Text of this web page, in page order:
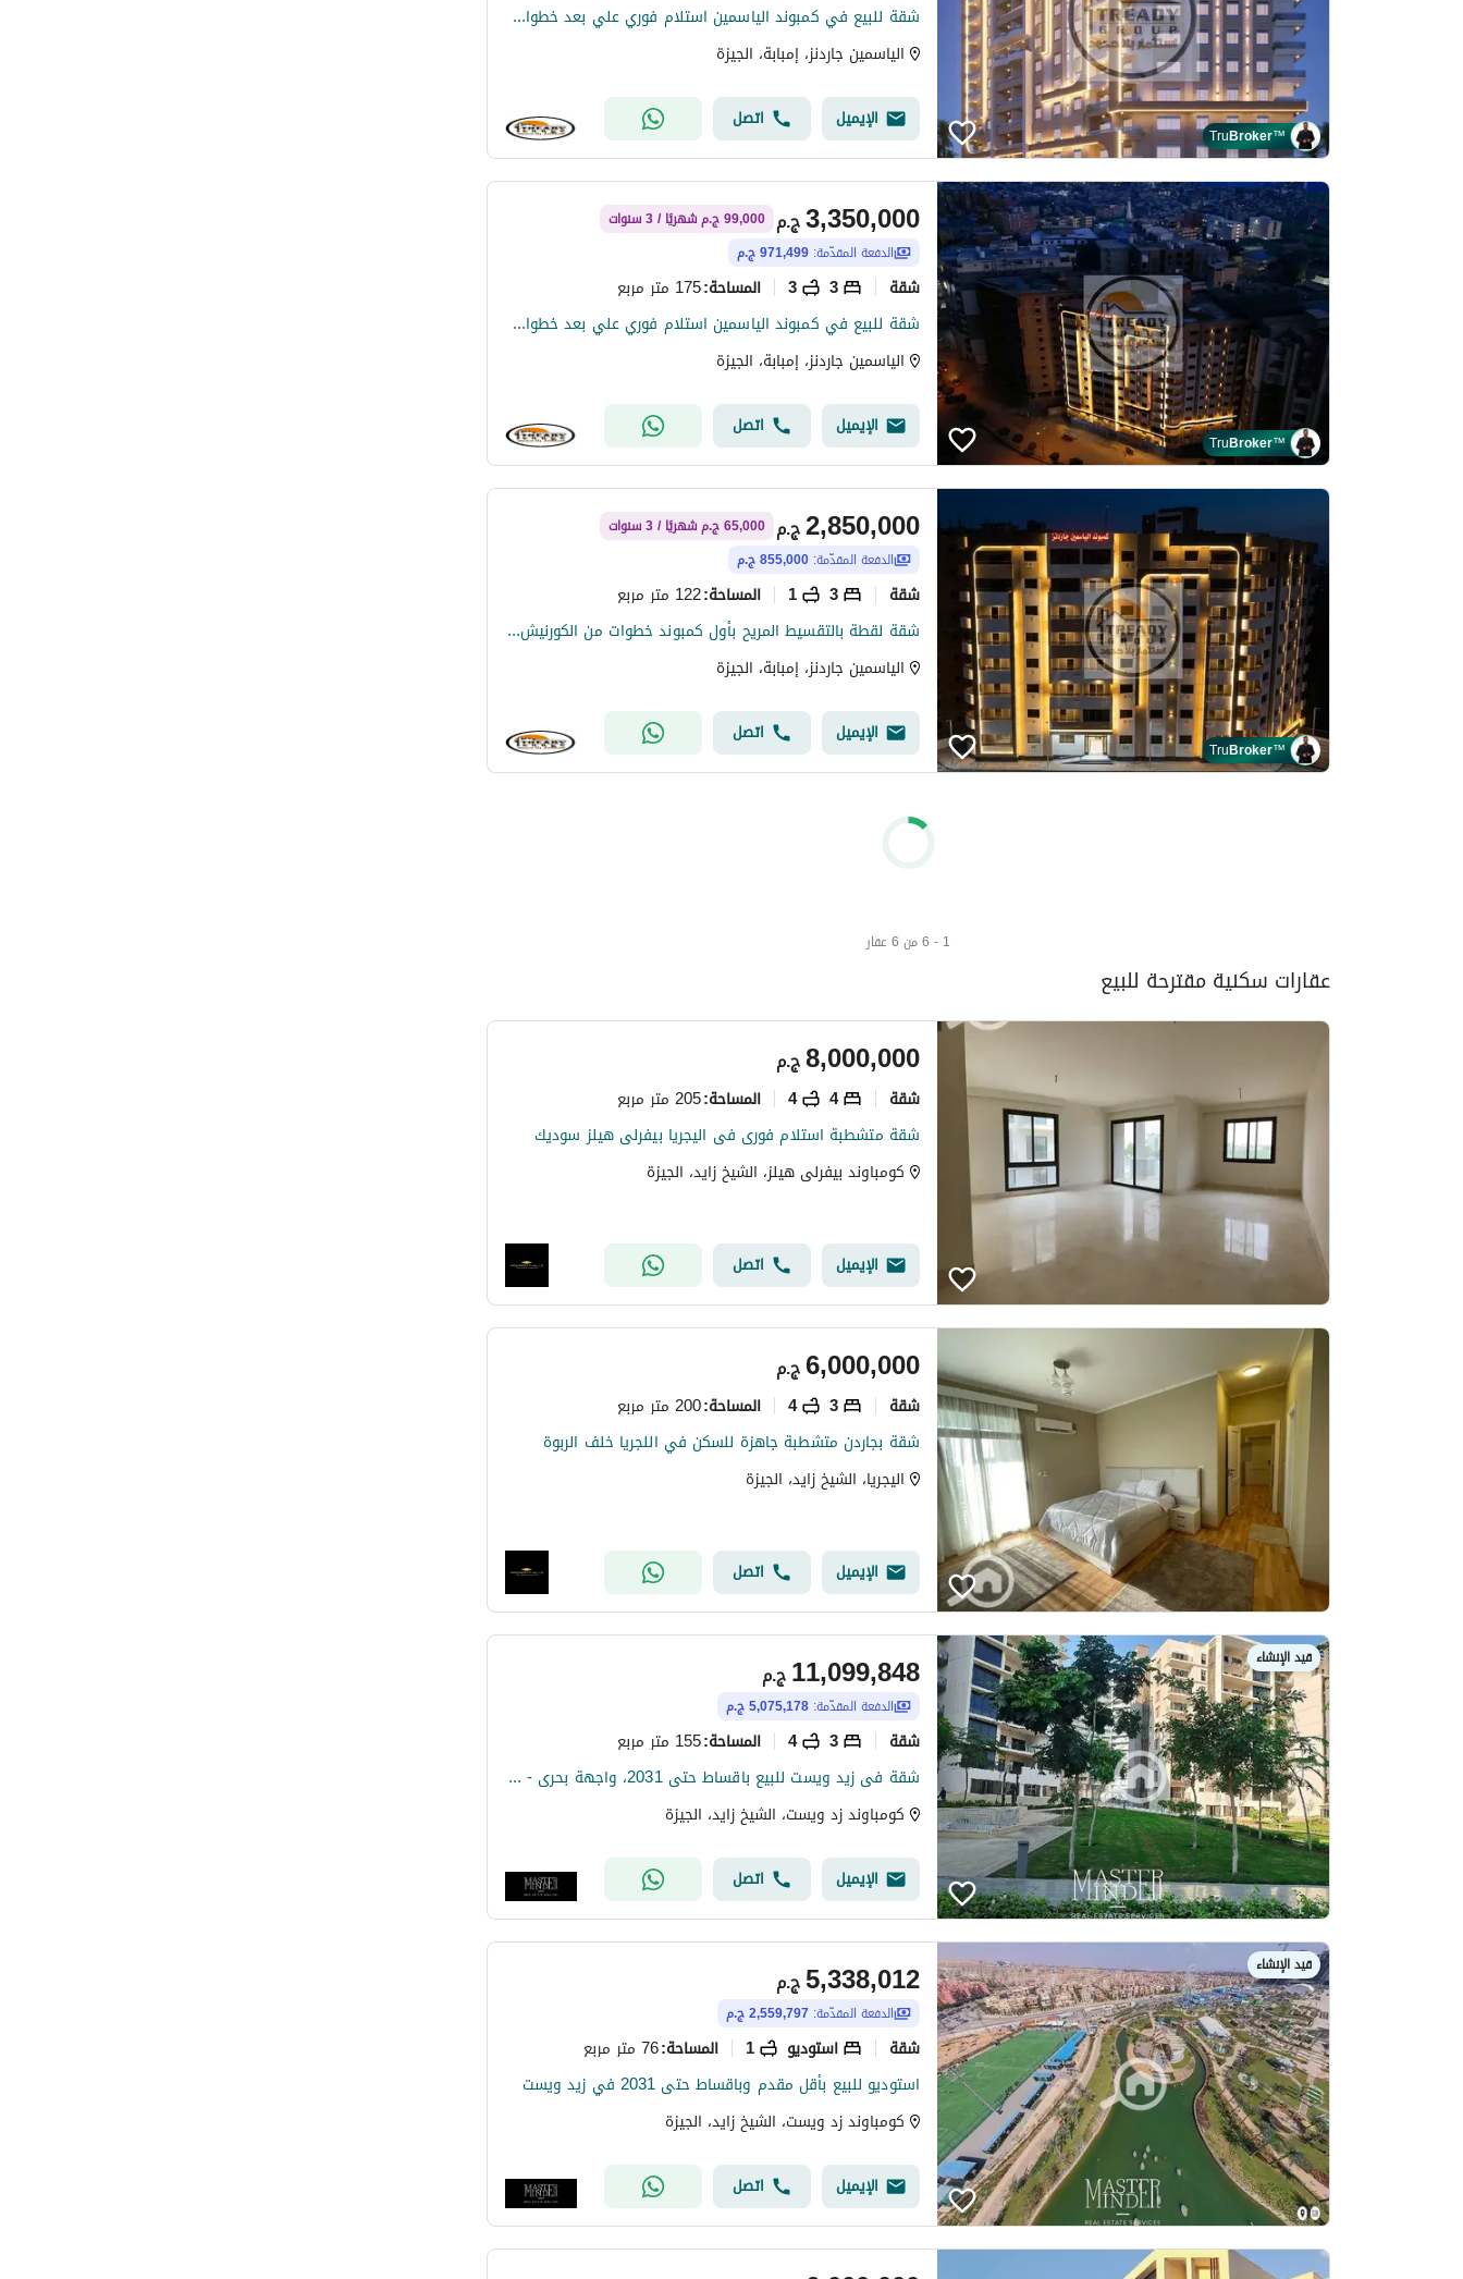
TruBroker™
شقة للبيع في كمبوند الياسمين استلام فوري علي بعد خطوات من وسط البلد وبجوار المهندسين والكورنيش بانظمة سداد مختلفة ومتنوعة
الياسمين جاردنز، إمبابة، الجيزة
الإيميل اتصل
TruBroker™
ج.م3,350,000
99,000 ج.م شهريًا / 3 سنوات
الدفعة المقدّمة: 971,499 ج.م
شقة 3
3 المساحة:175 متر مربع
شقة للبيع في كمبوند الياسمين استلام فوري علي بعد خطوات من وسط البلد وبجوار المهندسين والكورنيش بانظمة سداد مختلفة ومتنوعة
الياسمين جاردنز، إمبابة، الجيزة
الإيميل اتصل
TruBroker™
ج.م2,850,000
65,000 ج.م شهريًا / 3 سنوات
الدفعة المقدّمة: 855,000 ج.م
شقة 3
1 المساحة:122 متر مربع
شقة لقطة بالتقسيط المريح بأول كمبوند خطوات من الكورنيش والمهندسين ووسط البلد والدقي
الياسمين جاردنز، إمبابة، الجيزة
الإيميل اتصل
1 - 6 من 6 عقار
عقارات سكنية مقترحة للبيع
ج.م8,000,000
شقة 4
4 المساحة:205 متر مربع
شقة متشطبة استلام فورى فى اليجريا بيفرلى هيلز سوديك
كومباوند بيفرلى هيلز، الشيخ زايد، الجيزة
الإيميل اتصل
ج.م6,000,000
شقة 3
4 المساحة:200 متر مربع
شقة بجاردن متشطبة جاهزة للسكن في اللجريا خلف الربوة
اليجريا، الشيخ زايد، الجيزة
الإيميل اتصل
قيد الإنشاء
ج.م11,099,848
الدفعة المقدّمة: 5,075,178 ج.م
شقة 3
4 المساحة:155 متر مربع
شقة فى زيد ويست للبيع باقساط حتى 2031، واجهة بحرى - متشطبة بالكامل
كومباوند زد ويست، الشيخ زايد، الجيزة
الإيميل اتصل
قيد الإنشاء
ج.م5,338,012
الدفعة المقدّمة: 2,559,797 ج.م
شقة استوديو 1 المساحة:76 متر مربع
استوديو للبيع بأقل مقدم وباقساط حتى 2031 في زيد ويست
كومباوند زد ويست، الشيخ زايد، الجيزة
الإيميل اتصل